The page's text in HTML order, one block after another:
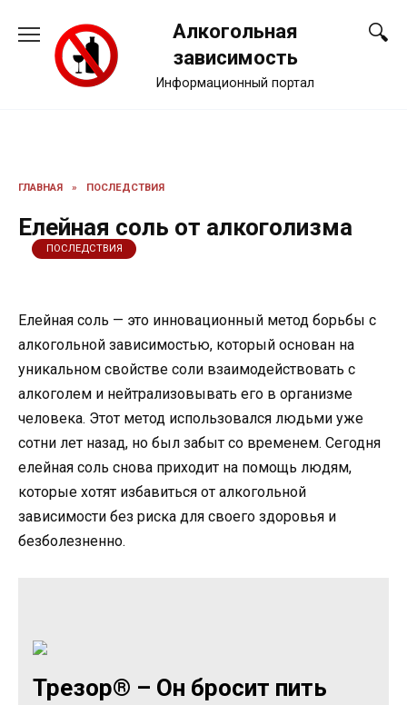
содержанию
Алкогольная
зависимость
Информационный портал
ГЛАВНАЯ » ПОСЛЕДСТВИЯ
Елейная соль от алкоголизма
ПОСЛЕДСТВИЯ
Елейная соль — это инновационный метод борьбы с
алкогольной зависимостью, который основан на
уникальном свойстве соли взаимодействовать с
алкоголем и нейтрализовывать его в организме
человека. Этот метод использовался людьми уже
сотни лет назад, но был забыт со временем. Сегодня
елейная соль снова приходит на помощь людям,
которые хотят избавиться от алкогольной
зависимости без риска для своего здоровья и
безболезненно.
Трезор® – Он бросит пить